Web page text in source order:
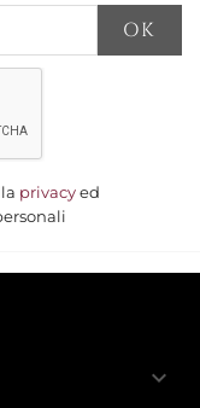
privacy ed
keyboard_arrow_down